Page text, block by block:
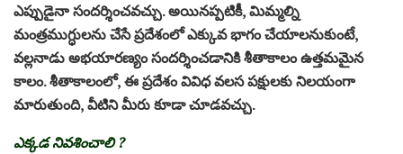
ఎప్పుడైనా సందర్శించవచ్చు. అయినప్పటికీ, మిమ్మల్ని
మంత్రముగ్ధులను చేసే ప్రదేశంలో ఎక్కువ భాగం చేయాలనుకుంటే,
వల్లనాడు అభయారణ్యం సందర్శించడానికి శీతాకాలం ఉత్తమమైన
కాలం. శీతాకాలంలో, ఈ ప్రదేశం వివిధ వలస పక్షులకు నిలయంగా
మారుతుంది, వీటిని మీరు కూడా చూడవచ్చు.
ఎక్కడ నివశించాలి ?